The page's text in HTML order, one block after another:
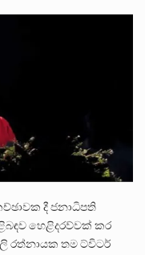
දී ජනාධිපති
හෙළිදරව්වක් කර
රත්නායක තම ට්විටර්